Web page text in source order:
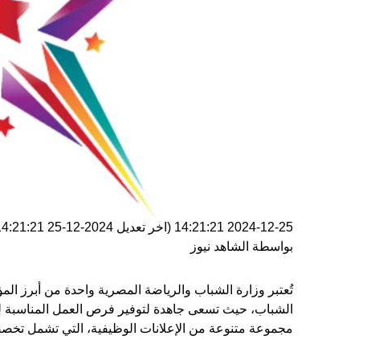
2024-12-25 14:21:21 (اخر تعديل 2024-12-25 14:21:21
بواسطة الشاهد نيوز
تُعتبر وزارة الشباب والرياضة المصرية واحدة من أبرز
الشباب، حيث تسعى جاهدة لتوفير فرص العمل
مجموعة متنوعة من الإعلانات الوظيفية، التي تشمل